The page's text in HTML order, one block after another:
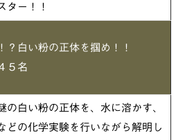
ター！！
？ 白い粉の正体を掴め！！
名
の白い粉の正体を、水に溶かす、
どの化学実験を行いながら解明し